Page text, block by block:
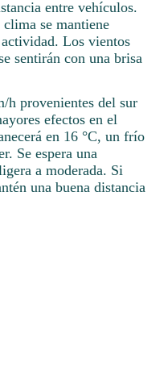
entre vehículos.
se mantiene
Los vientos
sentirán con una brisa
h provenientes del sur
efectos en el
en 16 °C, un frío
Se espera una
a moderada. Si
una buena distancia